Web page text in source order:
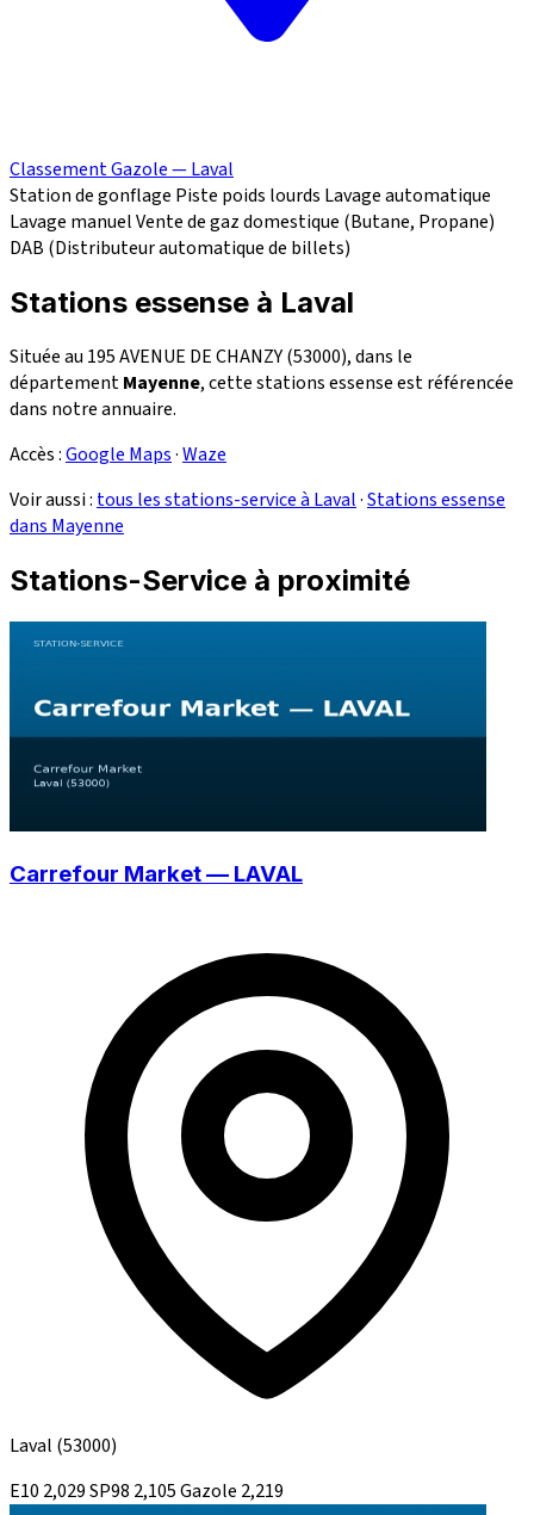
Classement Gazole — Laval
Station de gonflage Piste poids lourds Lavage automatique
Lavage manuelVente de gaz domestique (Butane, Propane)
DAB (Distributeur automatique de billets)
Stations essense à Laval
Située au 195 AVENUE DE CHANZY (53000), dans le
départementMayenne, cette stations essense est référencée
dans notre annuaire.
Accès :Google Maps·Waze
Voir aussi : tous les stations-service à Laval·Stations essense
dans Mayenne
Stations-Service à proximité
Carrefour Market — LAVAL
Laval (53000)
E10 2,029SP98 2,105Gazole 2,219